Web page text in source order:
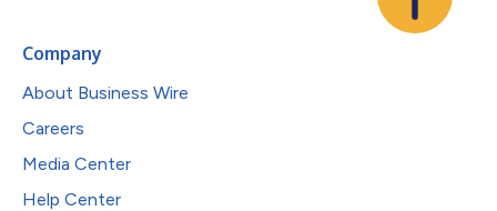
Company
About Business Wire
Careers
Media Center
Help Center